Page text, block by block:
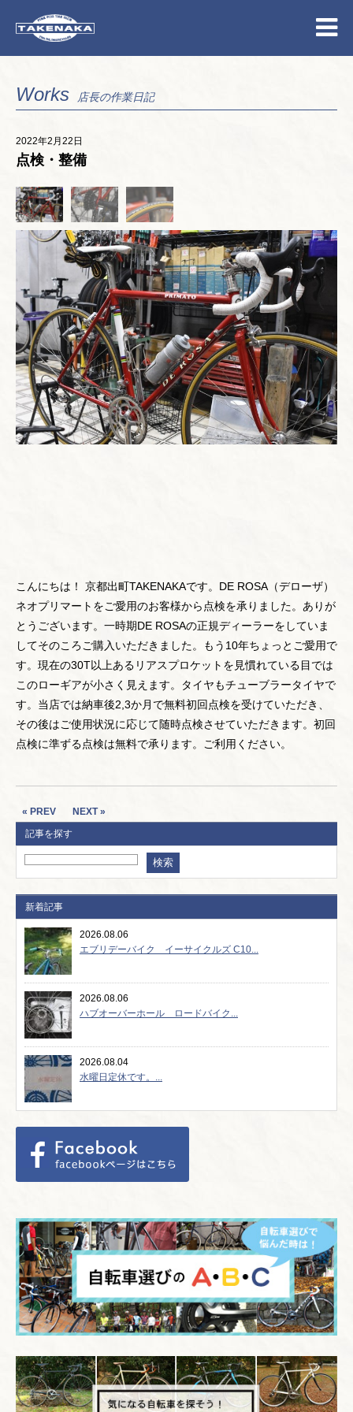
Works 店長の作業日記
2022年2月22日
点検・整備
こんにちは！ 京都出町TAKENAKAです。DE ROSA（デローザ）
ネオプリマートをご愛用のお客様から点検を承りました。ありが
とうございます。一時期DE ROSAの正規ディーラーをしていま
してそのころご購入いただきました。もう10年ちょっとご愛用で
す。現在の30T以上あるリアスプロケットを見慣れている目では
このローギアが小さく見えます。タイヤもチューブラータイヤで
す。当店では納車後2,3か月で無料初回点検を受けていただき、
その後はご使用状況に応じて随時点検させていただきます。初回
点検に準ずる点検は無料で承ります。ご利用ください。
« PREV
NEXT »
記事を探す
新着記事
2026.08.06
エブリデーバイク イーサイクルズ C10...
2026.08.06
ハブオーバーホール ロードバイク...
2026.08.04
水曜日定休です。...